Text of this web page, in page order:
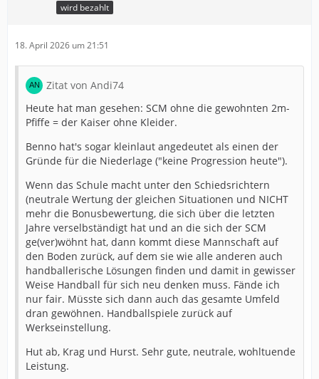
wird bezahlt
18. April 2026 um 21:51
Zitat von Andi74
Heute hat man gesehen: SCM ohne die gewohnten 2m-
Pfiffe = der Kaiser ohne Kleider.
Benno hat's sogar kleinlaut angedeutet als einen der
Gründe für die Niederlage ("keine Progression heute").
Wenn das Schule macht unter den Schiedsrichtern
(neutrale Wertung der gleichen Situationen und NICHT
mehr die Bonusbewertung, die sich über die letzten
Jahre verselbständigt hat und an die sich der SCM
ge(ver)wöhnt hat, dann kommt diese Mannschaft auf
den Boden zurück, auf dem sie wie alle anderen auch
handballerische Lösungen finden und damit in gewisser
Weise Handball für sich neu denken muss. Fände ich
nur fair. Müsste sich dann auch das gesamte Umfeld
dran gewöhnen. Handballspiele zurück auf
Werkseinstellung.
Hut ab, Krag und Hurst. Sehr gute, neutrale, wohltuende
Leistung.